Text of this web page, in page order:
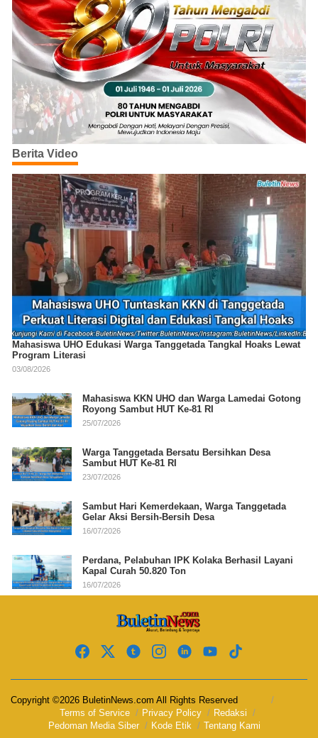
Berita Video
Mahasiswa UHO Edukasi Warga Tanggetada Tangkal Hoaks Lewat
Program Literasi
03/08/2026
Mahasiswa KKN UHO dan Warga Lamedai Gotong
Royong Sambut HUT Ke-81 RI
25/07/2026
Warga Tanggetada Bersatu Bersihkan Desa
Sambut HUT Ke-81 RI
23/07/2026
Sambut Hari Kemerdekaan, Warga Tanggetada
Gelar Aksi Bersih-Bersih Desa
16/07/2026
Perdana, Pelabuhan IPK Kolaka Berhasil Layani
Kapal Curah 50.820 Ton
16/07/2026
Copyright ©2026 BuletinNews.com All Rights Reserved
Terms of Service
Privacy Policy
Redaksi
Pedoman Media Siber
Kode Etik Tentang Kami